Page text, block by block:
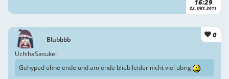
16:29
23. OKT. 2011
Blubbbb
0
UchihaSasuke:
Gehyped ohne ende und am ende blieb leider nicht viel übrig